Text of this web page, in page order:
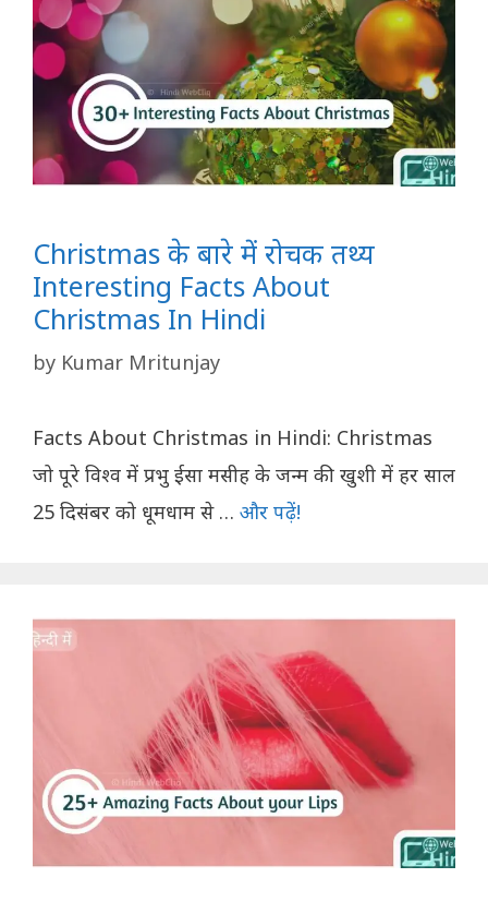
Christmas के बारे में रोचक तथ्य
Interesting Facts About
Christmas In Hindi
by Kumar Mritunjay
Facts About Christmas in Hindi: Christmas
जो पूरे विश्व में प्रभु ईसा मसीह के जन्म की खुशी में हर साल
25 दिसंबर को धूमधाम से … और पढ़ें!